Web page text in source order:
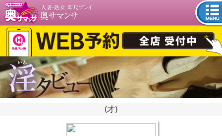
(才)